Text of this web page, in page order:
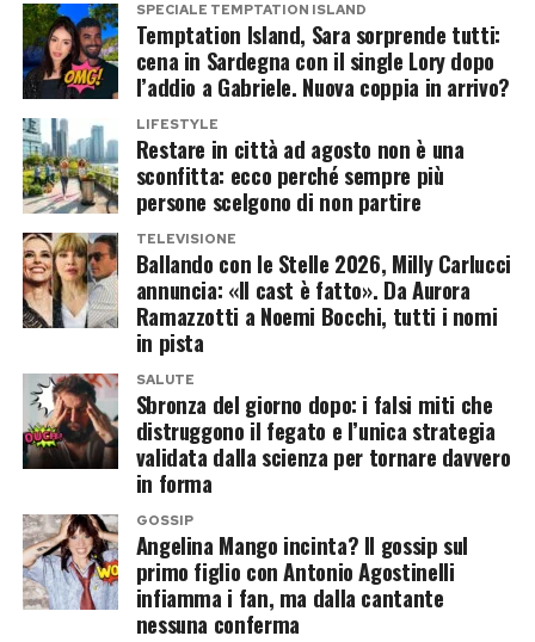
Post Views: 1.667
SPECIALE TEMPTATION ISLAND
Temptation Island, Sara sorprende tutti:
cena in Sardegna con il single Lory dopo
l’addio a Gabriele. Nuova coppia in arrivo?
LIFESTYLE
Restare in città ad agosto non è una
sconfitta: ecco perché sempre più
persone scelgono di non partire
TELEVISIONE
Ballando con le Stelle 2026, Milly Carlucci
annuncia: «Il cast è fatto». Da Aurora
Ramazzotti a Noemi Bocchi, tutti i nomi
in pista
SALUTE
Sbronza del giorno dopo: i falsi miti che
distruggono il fegato e l’unica strategia
validata dalla scienza per tornare davvero
in forma
GOSSIP
Angelina Mango incinta? Il gossip sul
primo figlio con Antonio Agostinelli
infiamma i fan, ma dalla cantante
nessuna conferma